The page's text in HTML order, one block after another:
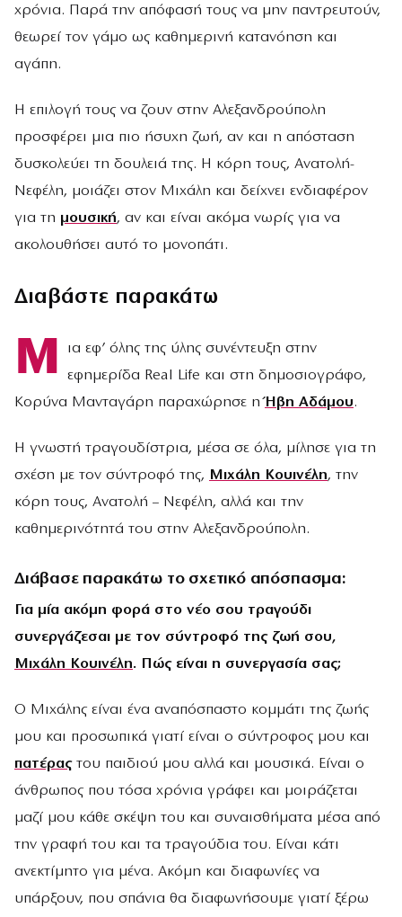
χρόνια. Παρά την απόφασή τους να μην παντρευτούν,
θεωρεί τον γάμο ως καθημερινή κατανόηση και
αγάπη.
Η επιλογή τους να ζουν στην Αλεξανδρούπολη
προσφέρει μια πιο ήσυχη ζωή, αν και η απόσταση
δυσκολεύει τη δουλειά της. Η κόρη τους, Ανατολή-
Νεφέλη, μοιάζει στον Μιχάλη και δείχνει ενδιαφέρον
για τη μουσική, αν και είναι ακόμα νωρίς για να
ακολουθήσει αυτό το μονοπάτι.
Διαβάστε παρακάτω
Μ
ια εφ’ όλης της ύλης συνέντευξη στην
εφημερίδα Real Life και στη δημοσιογράφο,
Κορύνα Μανταγάρη παραχώρησε ηΉβη Αδάμου.
Η γνωστή τραγουδίστρια, μέσα σε όλα, μίλησε για τη
σχέση με τον σύντροφό της, Μιχάλη Κουινέλη, την
κόρη τους, Ανατολή – Νεφέλη, αλλά και την
καθημερινότητά του στην Αλεξανδρούπολη.
Διάβασε παρακάτω το σχετικό απόσπασμα:
Για μία ακόμη φορά στο νέο σου τραγούδι
συνεργάζεσαι με τον σύντροφό της ζωή σου,
Μιχάλη Κουινέλη. Πώς είναι η συνεργασία σας;
Ο Μιχάλης είναι ένα αναπόσπαστο κομμάτι της ζωής
μου και προσωπικά γιατί είναι ο σύντροφος μου και
πατέραςτου παιδιού μου αλλά και μουσικά. Είναι ο
άνθρωπος που τόσα χρόνια γράφει και μοιράζεται
μαζί μου κάθε σκέψη του και συναισθήματα μέσα από
την γραφή του και τα τραγούδια του. Είναι κάτι
ανεκτίμητο για μένα. Ακόμη και διαφωνίες να
υπάρξουν, που σπάνια θα διαφωνήσουμε γιατί ξέρω